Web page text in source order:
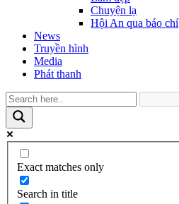
Chuyện lạ
Hội An qua báo chí
News
Truyền hình
Media
Phát thanh
Exact matches only
Search in title